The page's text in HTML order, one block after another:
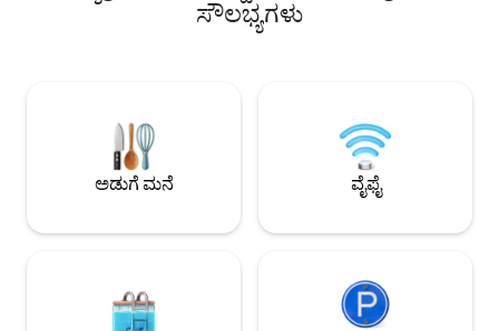
ಸೌಲಭ್ಯಗಳು
ಅಡುಗೆ ಮನೆ ವೈಫೈ